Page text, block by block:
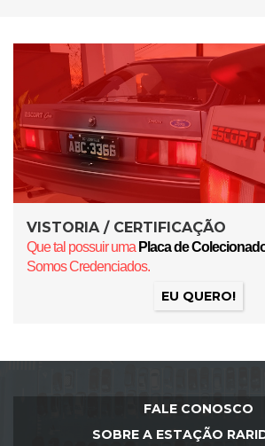
VISTORIA / CERTIFICAÇÃO
Que tal possuir uma Placa de
Somos Credenciados.
EU QUERO!
FALE CONOSCO
SOBRE A ESTAÇÃO